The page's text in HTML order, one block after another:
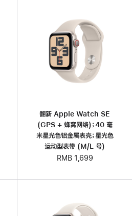
翻新 Apple Watch SE
(GPS + 蜂窝网络)；40 毫
米星光色铝金属表壳；星光色
运动型表带 (M/L 号)
RMB 1,699